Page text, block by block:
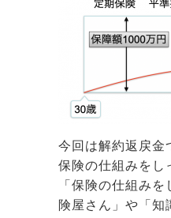
今回は解約返戻金
保険の仕組みをし
「保険の仕組み
険屋さん」や「知